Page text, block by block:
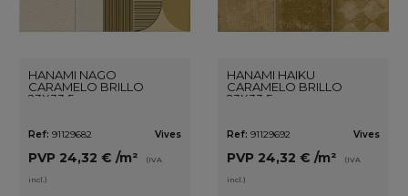
HANAMI NAGO
CARAMELO BRILLO
23X33,5
Ref: 91129682 Vives
PVP 24,32 € /m² (IVA
incl.)
HANAMI HAIKU
CARAMELO BRILLO
23X33,5
Ref: 91129692 Vives
PVP 24,32 € /m² (IVA
incl.)